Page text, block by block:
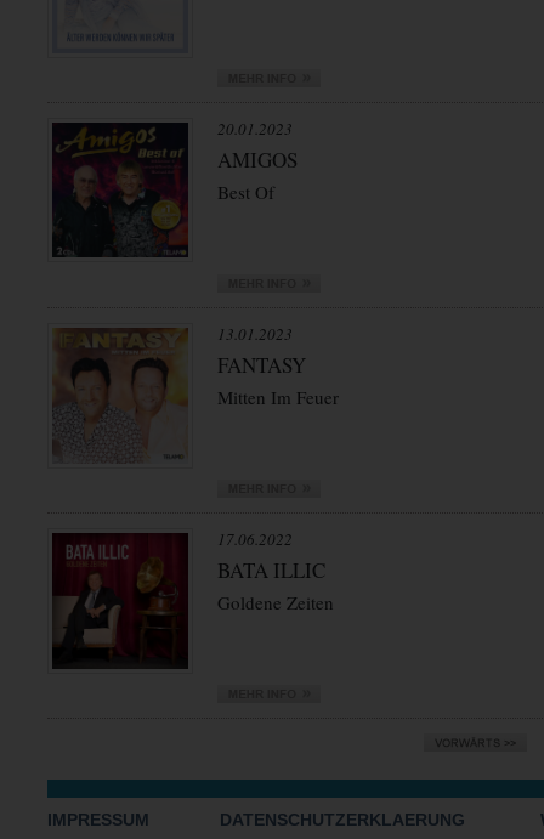
20.01.2023
AMIGOS
Best Of
13.01.2023
FANTASY
Mitten Im Feuer
17.06.2022
BATA ILLIC
Goldene Zeiten
IMPRESSUM DATENSCHUTZERKLAERUNG